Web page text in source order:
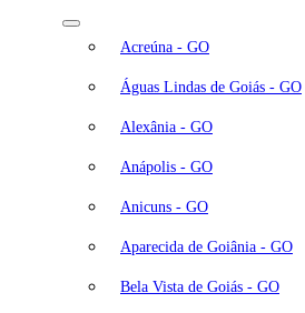
Acreúna - GO
Águas Lindas de Goiás - GO
Alexânia - GO
Anápolis - GO
Anicuns - GO
Aparecida de Goiânia - GO
Bela Vista de Goiás - GO